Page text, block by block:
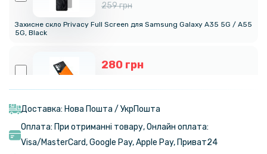
259 грн
Захисне скло Privacy Full Screen для Samsung Galaxy A35 5G / A55
5G, Black
280 грн
239 грн
329 грн
Доставка: Нова Пошта / УкрПошта
Оплата: При отриманні товару, Онлайн оплата:
Visa/MasterСard, Google Pay, Apple Pay, Приват24